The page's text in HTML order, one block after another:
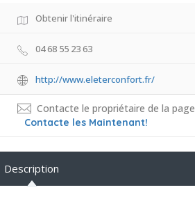
Obtenir l'itinéraire
04 68 55 23 63
http://www.eleterconfort.fr/
Contacte le propriétaire de la page
Contacte les Maintenant!
Description